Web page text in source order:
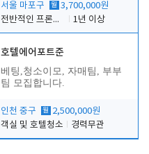
서울 마포구 월 3,700,000원
전반적인 프론트 당번업무
1년 이상
호텔에어포트준
베팅,청소이모, 자매팀, 부부
팀 모집합니다.
인천 중구 월 2,500,000원
객실 및 호텔청소
경력무관